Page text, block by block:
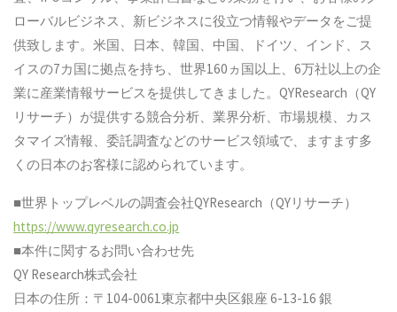
ローバルビジネス、新ビジネスに役立つ情報やデータをご提
供致します。米国、日本、韓国、中国、ドイツ、インド、ス
イスの7カ国に拠点を持ち、世界160ヵ国以上、6万社以上の企
業に産業情報サービスを提供してきました。QYResearch（QY
リサーチ）が提供する競合分析、業界分析、市場規模、カス
タマイズ情報、委託調査などのサービス領域で、ますます多
くの日本のお客様に認められています。
■世界トップレベルの調査会社QYResearch（QYリサーチ）
https://www.qyresearch.co.jp
■本件に関するお問い合わせ先
QY Research株式会社
日本の住所：〒104-0061東京都中央区銀座 6-13-16 銀